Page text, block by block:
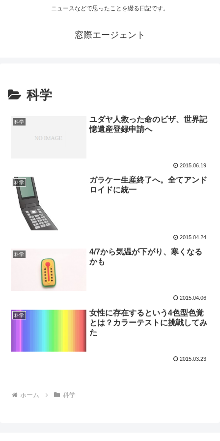
ニュースなどで思ったことを綴る日記です。
窓際エージェント
科学
科学
ユダヤ人救った命のビザ、世界記
憶遺産登録申請へ
2015.06.19
科学
ガラケー生産終了へ。全てアンド
ロイドに統一
2015.04.24
科学
4/7から気温が下がり、寒くなる
かも
2015.04.06
科学
女性に存在するという4色型色覚
とは？カラーテストに挑戦してみ
た
2015.03.23
ホーム 科学